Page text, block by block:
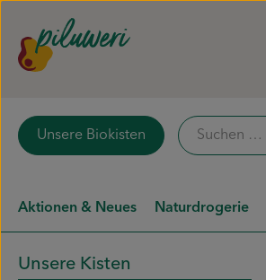
Unsere Biokisten
Aktionen & Neues Naturdrogerie
Unsere Kisten